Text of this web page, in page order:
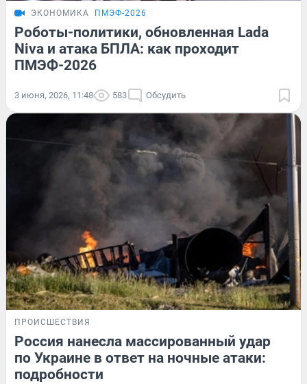
ЭКОНОМИКА ПМЭФ-2026
Роботы-политики, обновленная Lada
Niva и атака БПЛА: как проходит
ПМЭФ-2026
3 июня, 2026, 11:48 583 Обсудить
ПРОИСШЕСТВИЯ
Россия нанесла массированный удар
по Украине в ответ на ночные атаки:
подробности